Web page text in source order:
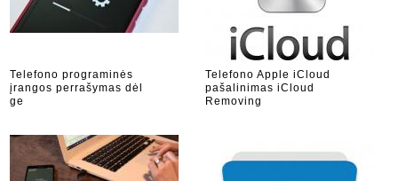
Telefono programinės
įrangos perrašymas dėl
ge
Telefono Apple iCloud
pašalinimas iCloud
Removing